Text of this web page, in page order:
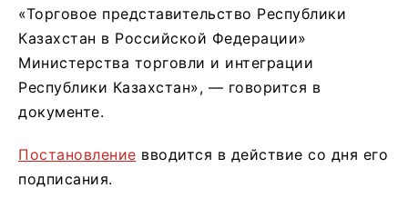
«Торговое представительство Республики
Казахстан в Российской Федерации»
Министерства торговли и интеграции
Республики Казахстан», — говорится в
документе.
Постановление вводится в действие со дня его
подписания.